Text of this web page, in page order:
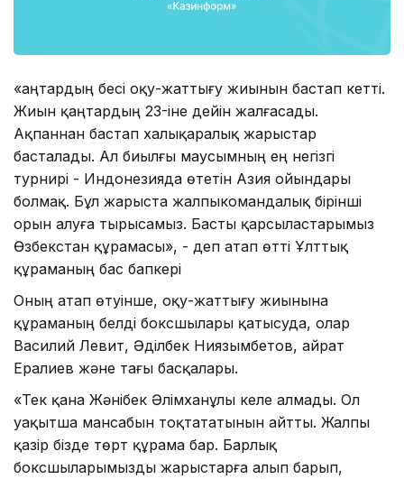
«Қаңтардың бесі оқу-жаттығу жиынын бастап кетті.
Жиын қаңтардың 23-іне дейін жалғасады.
Ақпаннан бастап халықаралық жарыстар
басталады. Ал биылғы маусымның ең негізгі
турнирі - Индонезияда өтетін Азия ойындары
болмақ. Бұл жарыста жалпыкомандалық бірінші
орын алуға тырысамыз. Басты қарсыластарымыз
Өзбекстан құрамасы», - деп атап өтті Ұлттық
құраманың бас бапкері
Оның атап өтуінше, оқу-жаттығу жиынына
құраманың белді боксшылары қатысуда, олар
Василий Левит, Әділбек Ниязымбетов, Қайрат
Ералиев және тағы басқалары.
«Тек қана Жәнібек Әлімханұлы келе алмады. Ол
уақытша мансабын тоқтататынын айтты. Жалпы
қазір бізде төрт құрама бар. Барлық
боксшыларымызды жарыстарға алып барып,